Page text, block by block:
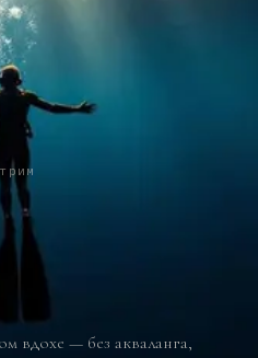
вдохе — без акваланга,